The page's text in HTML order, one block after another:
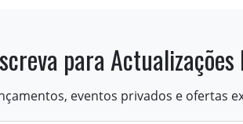
para Actualizações
eventos privados e ofertas